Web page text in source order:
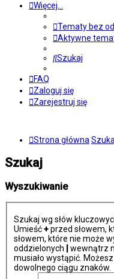
Więcej…
Tematy bez
Aktywne
Szukaj
FAQ
Zaloguj się
Zarejestruj się
Strona główna
Szukaj
Wyszukiwanie
Szukaj wg słów
Umieść+przed słowem,
słowem, które nie może
oddzielonych
wewnątrz
musiało wystąpić.
dowolnego ciągu znaków.